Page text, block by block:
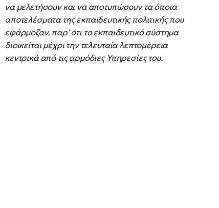
να μελετήσουν και να αποτυπώσουν τα όποια
αποτελέσματα της εκπαιδευτικής πολιτικής που
εφάρμοζαν, παρ’ ότι το εκπαιδευτικό σύστημα
διοικείται μέχρι την τελευταία λεπτομέρεια
κεντρικά από τις αρμόδιες Υπηρεσίες του.